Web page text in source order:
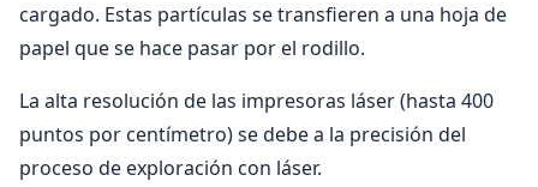
cargado. Estas partículas se transfieren a una hoja de
papel que se hace pasar por el rodillo.
La alta resolución de las impresoras láser (hasta 400
puntos por centímetro) se debe a la precisión del
proceso de exploración con láser.